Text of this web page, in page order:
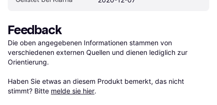
Feedback
Die oben angegebenen Informationen stammen von
verschiedenen externen Quellen und dienen lediglich zur
Orientierung.
Haben Sie etwas an diesem Produkt bemerkt, das nicht
stimmt? Bitte melde sie hier.